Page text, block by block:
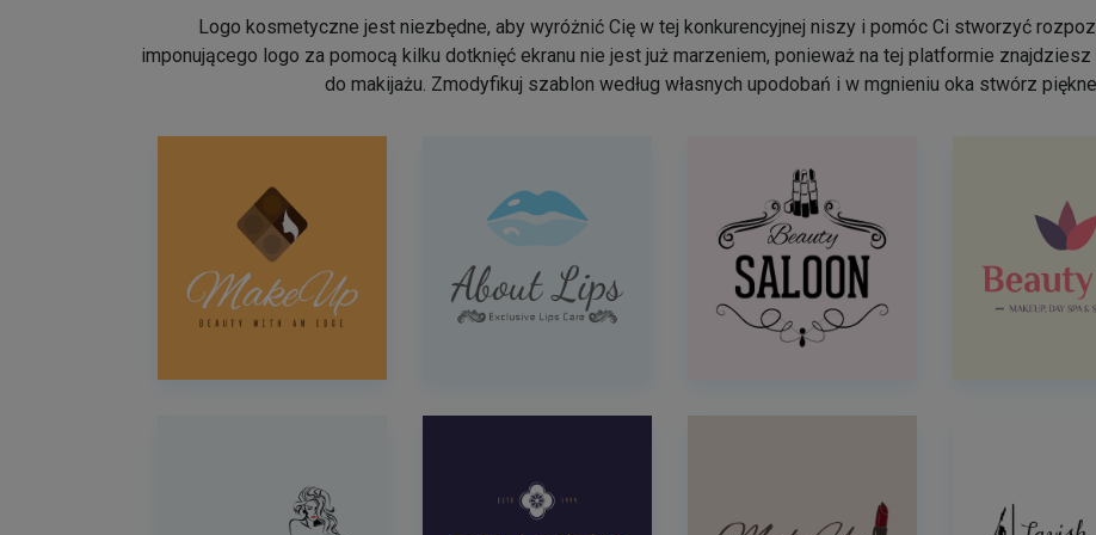
Logo kosmetyczne jest niezbędne, aby wyróżnić Cię w tej konkurencyjnej niszy i pomóc Ci stworzyć
imponującego logo za pomocą kilku dotknięć ekranu nie jest już marzeniem, ponieważ na tej platformie
do makijażu. Zmodyfikuj szablon według własnych upodobań i w mgnieniu oka stwórz